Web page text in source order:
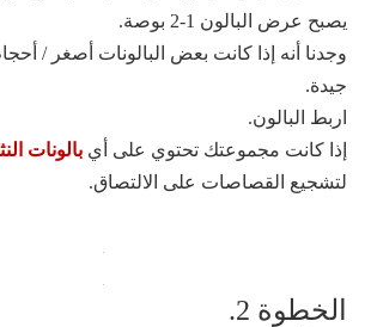
يصبح عرض البالون 1-2 بوصة.
وجدنا أنه إذا كانت بعض البالونات أصغر /
جيدة.
اربط البالون.
إذا كانت مجموعتك تحتوي على أي بالونات
لتشجيع القصاصات على الالتصاق.
الخطوة 2.